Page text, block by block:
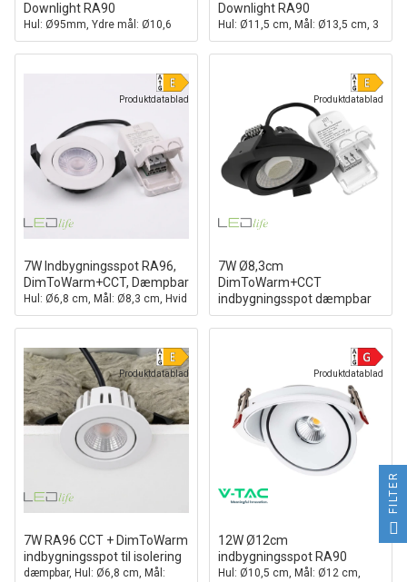
Downlight RA90
Hul: Ø95mm, Ydre mål: Ø10,6
cm, 3 lyskulører, sort front,
Honeycomb
Downlight RA90
Hul: Ø11,5 cm, Mål: Ø13,5 cm, 3
lyskulører, hvid front,
Honeycomb
Produktdatablad
7W Indbygningsspot RA96,
DimToWarm+CCT, Dæmpbar
Hul: Ø6,8 cm, Mål: Ø8,3 cm, Hvid
kant
Produktdatablad
7W Ø8,3cm
DimToWarm+CCT
indbygningsspot dæmpbar
RA96
Hul: Ø6,8 cm, Mål: Ø8,3 cm, Sort
Produktdatablad
7W RA96 CCT + DimToWarm
indbygningsspot til isolering
dæmpbar, Hul: Ø6,8 cm, Mål:
Produktdatablad
12W Ø12cm
indbygningsspot RA90
Hul: Ø10,5 cm, Mål: Ø12 cm,
FILTER